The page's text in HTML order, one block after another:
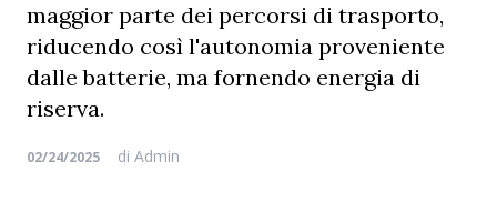
maggior parte dei percorsi di trasporto,
riducendo così l'autonomia proveniente
dalle batterie, ma fornendo energia di
riserva.
02/24/2025 di Admin